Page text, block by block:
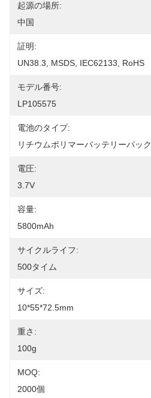
起源の場所:
中国
証明:
UN38.3, MSDS, IEC62133, RoHS
モデル番号:
LP105575
電池のタイプ:
リチウムポリマーバッテリーパック
電圧:
3.7V
容量:
5800mAh
サイクルライフ:
500タイム
サイズ:
10*55*72.5mm
重さ:
100g
MOQ:
2000個